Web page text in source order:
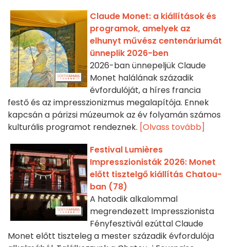
Claude Monet: a kiállítások és
programok, amelyek az
elhunyt művész centenáriumát
ünneplik 2026-ben
2026-ban ünnepeljük Claude
Monet halálának századik
évfordulóját, a híres francia
festő és az impresszionizmus megalapítója. Ennek
kapcsán a párizsi múzeumok az év folyamán számos
kulturális programot rendeznek. [Olvass tovább]
Festival Lumières
Impresszionisták 2026: Monet
előtt tisztelgő kiállítás Chatou-
ban (78)
A hatodik alkalommal
megrendezett Impresszionista
Fényfesztivál ezúttal Claude
Monet előtt tiszteleg a mester századik évfordulója